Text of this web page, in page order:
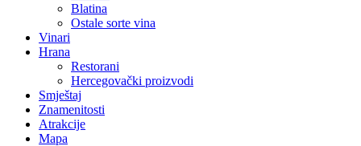
Blatina
Ostale sorte vina
Vinari
Hrana
Restorani
Hercegovački proizvodi
Smještaj
Znamenitosti
Atrakcije
Mapa